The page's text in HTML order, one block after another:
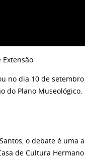
Extensão
no dia 10 de
do Plano
o debate é uma
de Cultura